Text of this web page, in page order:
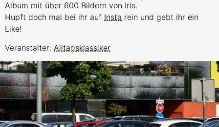
Album mit über 600 Bildern von Iris.
Hupft doch mal bei ihr auf Insta rein und gebt ihr ein
Like!
Veranstalter: Alltagsklassiker